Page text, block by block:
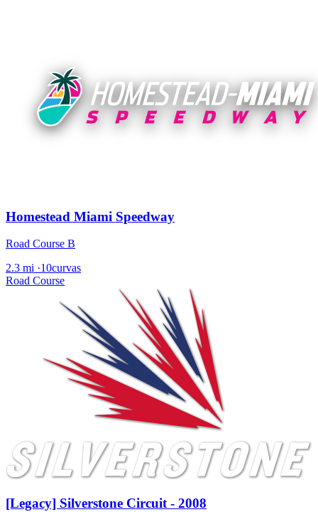
Homestead Miami Speedway
Road Course B
2.3 mi ·10curvas
Road Course
[Legacy] Silverstone Circuit - 2008